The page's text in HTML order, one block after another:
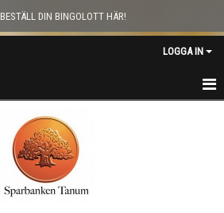
BESTÄLL DIN BINGOLOTT HÄR!
LOGGA IN